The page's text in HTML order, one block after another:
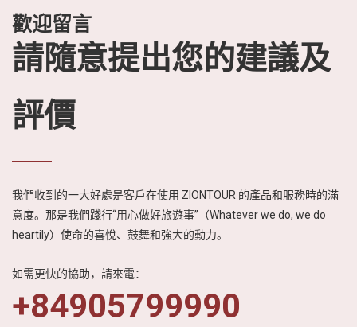
情節，展現越南迷
人的自然風光、豐
歡迎留言
請隨意提出您的建議及
評價
我們收到的一大好處是客戶在使用 ZIONTOUR 的產品和服務時的滿
意度。那是我們踐行“用心做好旅遊事”（Whatever we do, we do
heartily）使命的喜悅、鼓舞和強大的動力。
如需更快的協助，請來電：
+84905799990